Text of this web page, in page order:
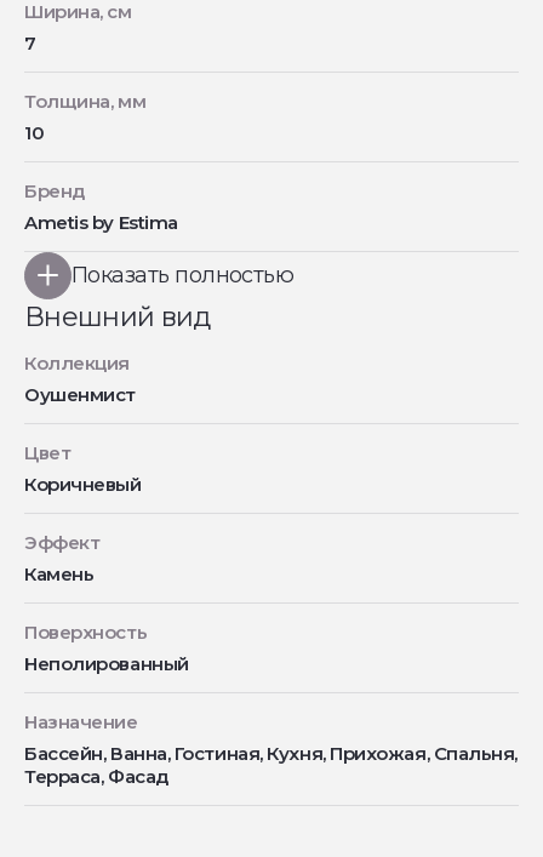
Ширина, см
7
Толщина, мм
10
Бренд
Ametis by Estima
Показать полностью
Внешний вид
Коллекция
Оушенмист
Цвет
Коричневый
Эффект
Камень
Поверхность
Неполированный
Назначение
Бассейн, Ванна, Гостиная, Кухня, Прихожая, Спальня,
Терраса, Фасад